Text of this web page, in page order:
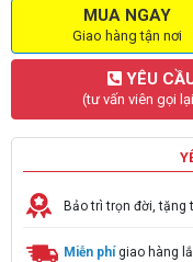
MUA NGAY
Giao hàng tận nơi
YÊU
(tư vấn viên gọi
Bảo trì trọn đời, tặng
Miễn phí giao hàng